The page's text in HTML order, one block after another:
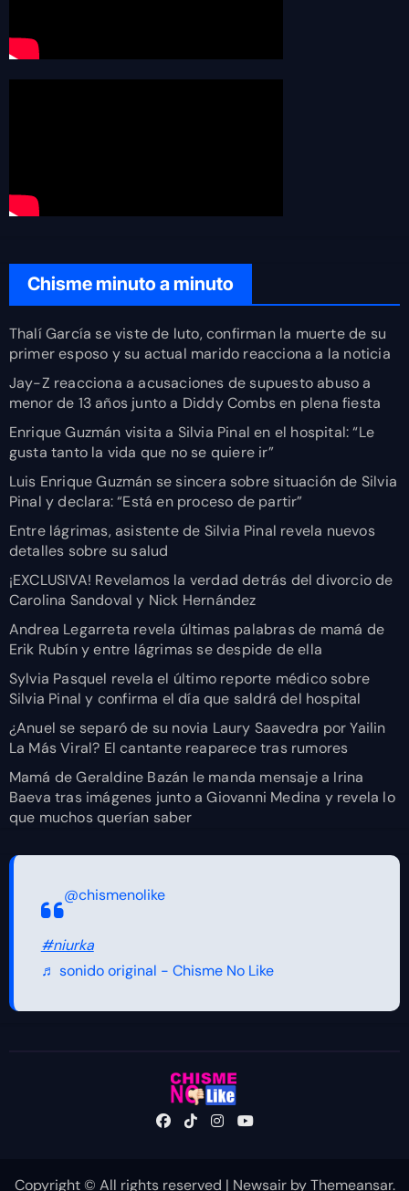
Chisme minuto a minuto
Thalí García se viste de luto, confirman la muerte de su
primer esposo y su actual marido reacciona a la noticia
Jay-Z reacciona a acusaciones de supuesto abuso a
menor de 13 años junto a Diddy Combs en plena fiesta
Enrique Guzmán visita a Silvia Pinal en el hospital: “Le
gusta tanto la vida que no se quiere ir”
Luis Enrique Guzmán se sincera sobre situación de Silvia
Pinal y declara: “Está en proceso de partir”
Entre lágrimas, asistente de Silvia Pinal revela nuevos
detalles sobre su salud
¡EXCLUSIVA! Revelamos la verdad detrás del divorcio de
Carolina Sandoval y Nick Hernández
Andrea Legarreta revela últimas palabras de mamá de
Erik Rubín y entre lágrimas se despide de ella
Sylvia Pasquel revela el último reporte médico sobre
Silvia Pinal y confirma el día que saldrá del hospital
¿Anuel se separó de su novia Laury Saavedra por Yailin
La Más Viral? El cantante reaparece tras rumores
Mamá de Geraldine Bazán le manda mensaje a Irina
Baeva tras imágenes junto a Giovanni Medina y revela lo
que muchos querían saber
@chismenolike
#niurka
♬ sonido original - Chisme No Like
Copyright © All rights reserved | NewsairbyThemeansar.